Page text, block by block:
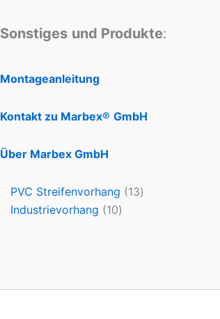
Sonstiges und Produkte:
Montageanleitung
Kontakt zu Marbex® GmbH
Über Marbex GmbH
PVC Streifenvorhang 13
Industrievorhang 10